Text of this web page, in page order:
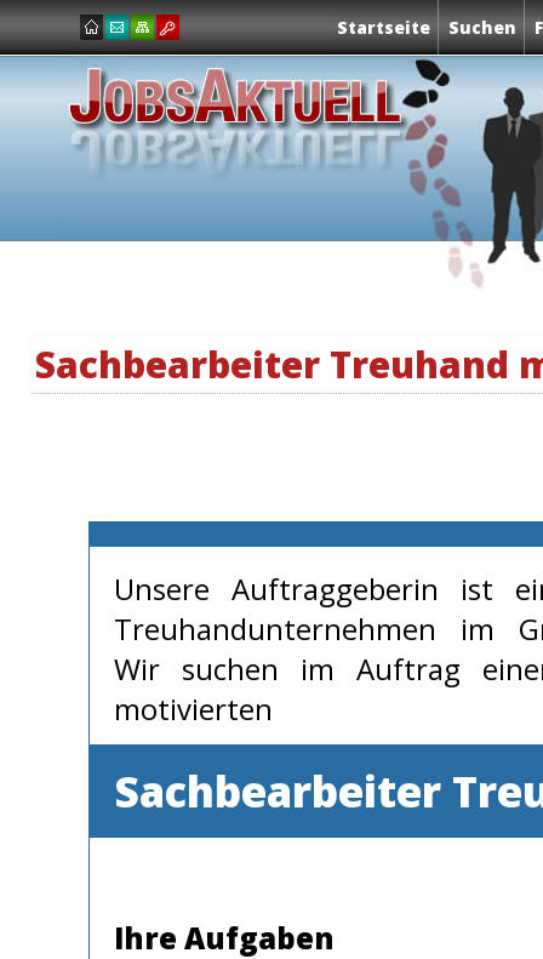
Startseite Suchen
Sachbearbeiter Treuhand
Unsere Auftraggeberin ist
Treuhandunternehmen im
Wir suchen im Auftrag
motivierten
Sachbearbeiter
Ihre Aufgaben